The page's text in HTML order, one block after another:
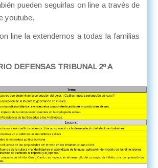
pueden seguirlas on line a través de
youtube.
line la extendemos a todas la familias
DEFENSAS TRIBUNAL 2º A